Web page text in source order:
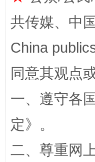
共传媒、中
China
同意其观点
一、遵守各
定》。
二、尊重网